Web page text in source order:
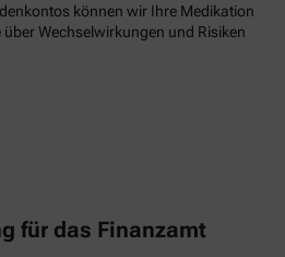
können wir Ihre Medikation
Wechselwirkungen und Risiken
für das Finanzamt